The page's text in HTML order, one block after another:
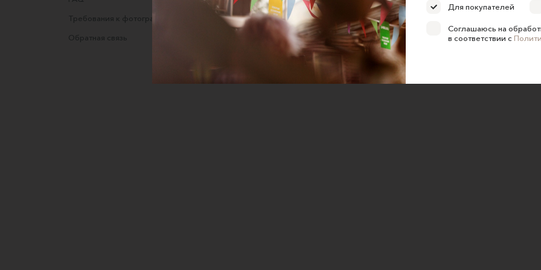
Требования к фотографиям
Обратная связь
Политика конфиденциальности
Согласие на обработку персональных
Для покупателей
Соглашаюсь на
в соответствии с